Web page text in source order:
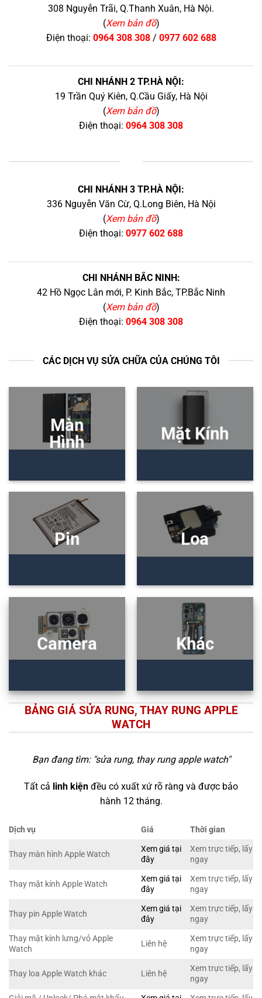
308 Nguyễn Trãi, Q.Thanh Xuân, Hà Nội.
(Xem bản đồ)
Điện thoại: 0964 308 308/ 0977 602 688
CHI NHÁNH 2 TP.HÀ NỘI:
19 Trần Quý Kiên, Q.Cầu Giấy, Hà Nội
(Xem bản đồ)
Điện thoại: 0964 308 308
CHI NHÁNH 3 TP.HÀ NỘI:
336 Nguyễn Văn Cừ, Q.Long Biên, Hà Nội
(Xem bản đồ)
Điện thoại: 0977 602 688
CHI NHÁNH BẮC NINH:
42 Hồ Ngọc Lân mới, P. Kinh Bắc, TP.Bắc Ninh
(Xem bản đồ)
Điện thoại: 0964 308 308
CÁC DỊCH VỤ SỬA CHỮA CỦA CHÚNG TÔI
Màn
Hình
Mặt Kính
Pin Loa
Camera Khác
BẢNG GIÁ SỬA RUNG, THAY RUNG APPLE
WATCH
Bạn đang tìm: "sửa rung, thay rung apple watch"
Tất cả linh kiện đều có xuất xứ rõ ràng và được bảo
hành 12 tháng.
Dịch vụ Giá Thời gian
Thay màn hình Apple Watch
Xem giá tại
đây
Xem trực tiếp, lấy
ngay
Thay mặt kính Apple Watch
Xem giá tại
đây
Xem trực tiếp, lấy
ngay
Thay pin Apple Watch
Xem giá tại
đây
Xem trực tiếp, lấy
ngay
Thay mặt kính lưng/vỏ Apple
Watch
Liên hệ
Xem trực tiếp, lấy
ngay
Thay loa Apple Watch khác Liên hệ
Xem trực tiếp, lấy
ngay